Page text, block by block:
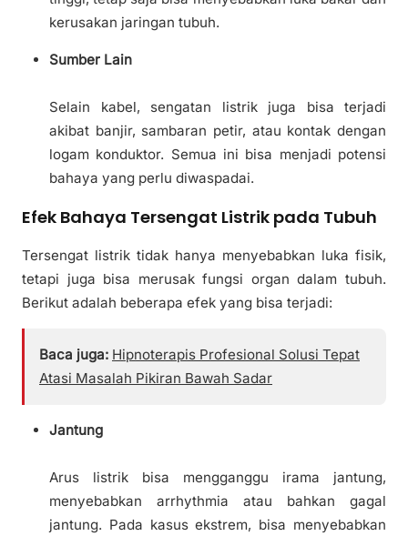
kerusakan jaringan tubuh.
Sumber Lain
Selain kabel, sengatan listrik juga bisa terjadi
akibat banjir, sambaran petir, atau kontak dengan
logam konduktor. Semua ini bisa menjadi potensi
bahaya yang perlu diwaspadai.
Efek Bahaya Tersengat Listrik pada Tubuh
Tersengat listrik tidak hanya menyebabkan luka fisik,
tetapi juga bisa merusak fungsi organ dalam tubuh.
Berikut adalah beberapa efek yang bisa terjadi:
Baca juga: Hipnoterapis Profesional Solusi Tepat
Atasi Masalah Pikiran Bawah Sadar
Jantung
Arus listrik bisa mengganggu irama jantung,
menyebabkan arrhythmia atau bahkan gagal
jantung. Pada kasus ekstrem, bisa menyebabkan